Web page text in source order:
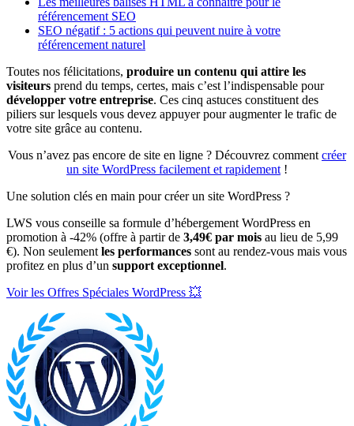
référencement SEO
SEO négatif : 5 actions qui peuvent nuire à votre
référencement naturel
Toutes nos félicitations, produire un contenu qui attire les
visiteurs prend du temps, certes, mais c’est l’indispensable pour
développer votre entreprise. Ces cinq astuces constituent des
piliers sur lesquels vous devez appuyer pour augmenter le trafic de
votre site grâce au contenu.
Vous n’avez pas encore de site en ligne ? Découvrez comment créer
un site WordPress facilement et rapidement !
Une solution clés en main pour créer un site WordPress ?
LWS vous conseille sa formule d’hébergement WordPress en
promotion à -42% (offre à partir de 3,49€ par mois au lieu de 5,99
€). Non seulement les performances sont au rendez-vous mais vous
profitez en plus d’un support exceptionnel.
Voir les Offres Spéciales WordPress 💥